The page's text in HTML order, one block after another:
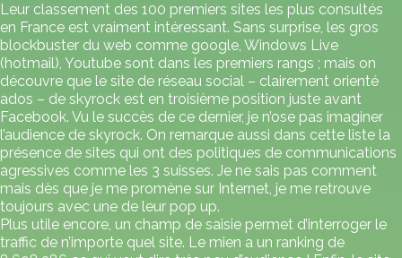
Leur classement des 100 premiers sites les plus consultés
en France est vraiment intéressant. Sans surprise, les gros
blockbuster du web comme google, Windows Live
(hotmail), Youtube sont dans les premiers rangs ; mais on
découvre que le site de réseau social – clairement orienté
ados – de skyrock est en troisième position juste avant
Facebook. Vu le succès de ce dernier, je n’ose pas imaginer
l’audience de skyrock. On remarque aussi dans cette liste la
présence de sites qui ont des politiques de communications
agressives comme les 3 suisses. Je ne sais pas comment
mais dès que je me promène sur Internet, je me retrouve
toujours avec une de leur pop up.
Plus utile encore, un champ de saisie permet d’interroger le
traffic de n’importe quel site. Le mien a un ranking de